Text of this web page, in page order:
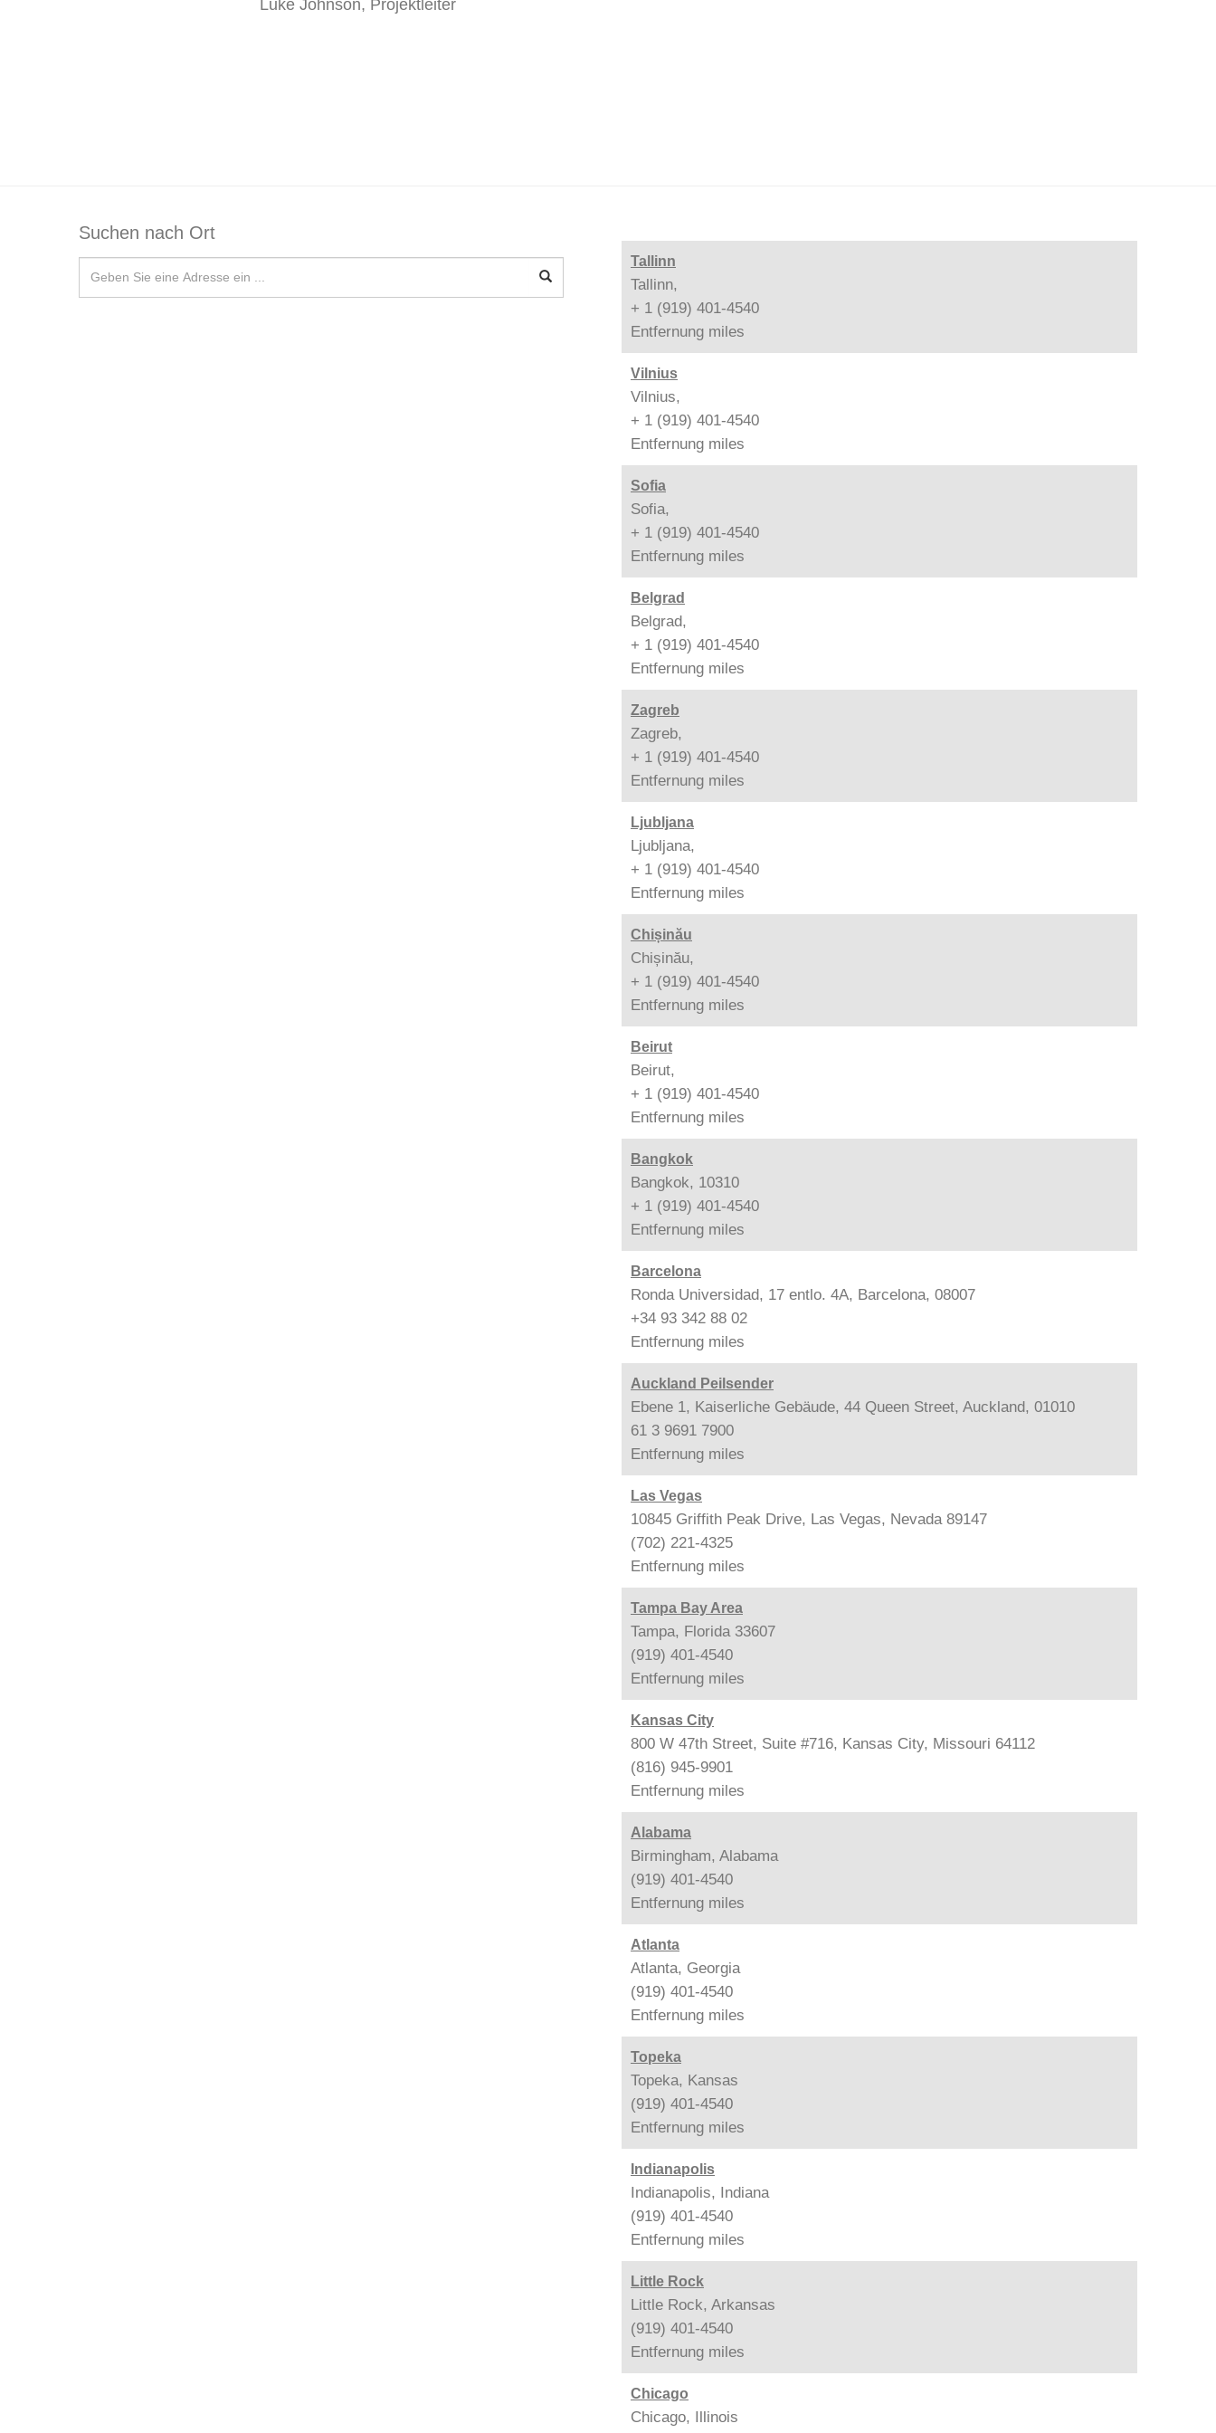
Luke Johnson, Projektleiter
Suchen nach Ort
Tallinn
Tallinn,
+ 1 (919) 401-4540
Entfernung miles
Vilnius
Vilnius,
+ 1 (919) 401-4540
Entfernung miles
Sofia
Sofia,
+ 1 (919) 401-4540
Entfernung miles
Belgrad
Belgrad,
+ 1 (919) 401-4540
Entfernung miles
Zagreb
Zagreb,
+ 1 (919) 401-4540
Entfernung miles
Ljubljana
Ljubljana,
+ 1 (919) 401-4540
Entfernung miles
Chișinău
Chișinău,
+ 1 (919) 401-4540
Entfernung miles
Beirut
Beirut,
+ 1 (919) 401-4540
Entfernung miles
Bangkok
Bangkok, 10310
+ 1 (919) 401-4540
Entfernung miles
Barcelona
Ronda Universidad, 17 entlo. 4A, Barcelona, 08007
+34 93 342 88 02
Entfernung miles
Auckland Peilsender
Ebene 1, Kaiserliche Gebäude, 44 Queen Street, Auckland, 01010
61 3 9691 7900
Entfernung miles
Las Vegas
10845 Griffith Peak Drive, Las Vegas, Nevada 89147
(702) 221-4325
Entfernung miles
Tampa Bay Area
Tampa, Florida 33607
(919) 401-4540
Entfernung miles
Kansas City
800 W 47th Street, Suite #716, Kansas City, Missouri 64112
(816) 945-9901
Entfernung miles
Alabama
Birmingham, Alabama
(919) 401-4540
Entfernung miles
Atlanta
Atlanta, Georgia
(919) 401-4540
Entfernung miles
Topeka
Topeka, Kansas
(919) 401-4540
Entfernung miles
Indianapolis
Indianapolis, Indiana
(919) 401-4540
Entfernung miles
Little Rock
Little Rock, Arkansas
(919) 401-4540
Entfernung miles
Chicago
Chicago, Illinois